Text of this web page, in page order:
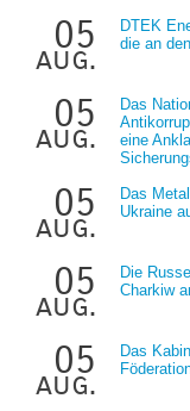
05
aug.
DTEK
die an
05
aug.
Das
eine
05
aug.
Das
Ukraine
05
aug.
Die
Charkiw
05
aug.
Das